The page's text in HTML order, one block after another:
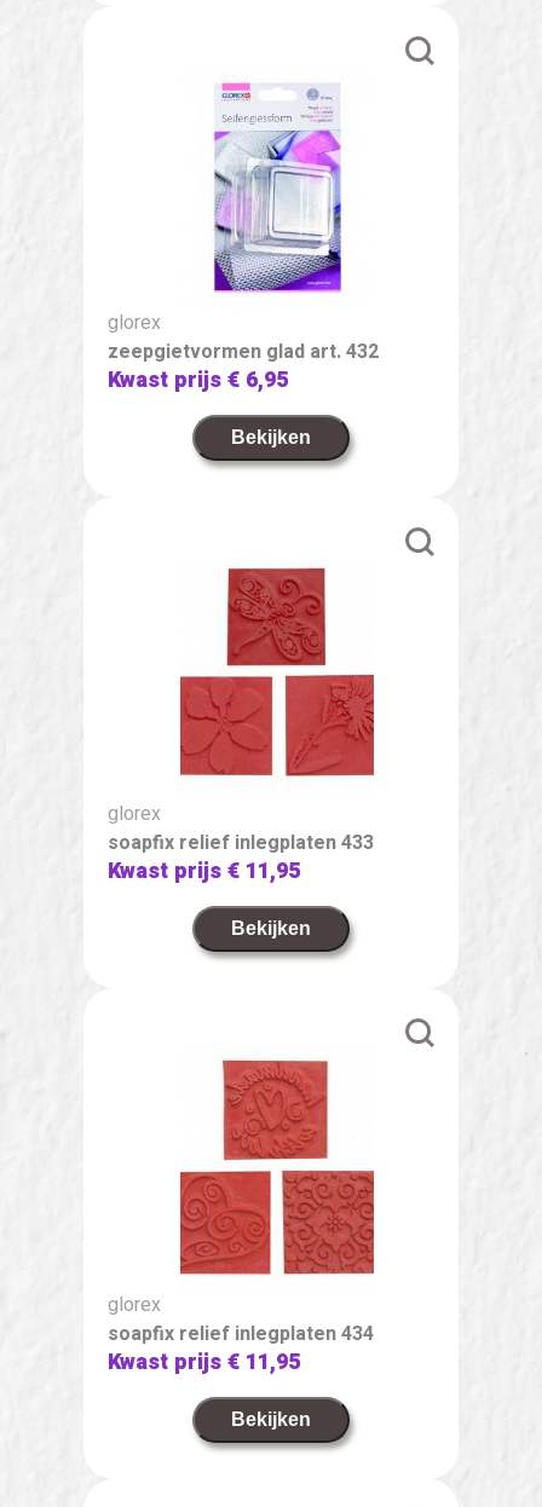
glorex
zeepgietvormen glad art. 432
Kwast prijs€ 6,95
Bekijken
glorex
soapfix relief inlegplaten 433
Kwast prijs€ 11,95
Bekijken
glorex
soapfix relief inlegplaten 434
Kwast prijs€ 11,95
Bekijken